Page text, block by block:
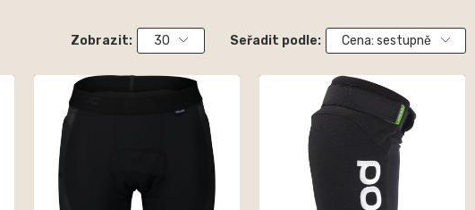
Zobrazit: 30 Seřadit podle: Cena: sestupně